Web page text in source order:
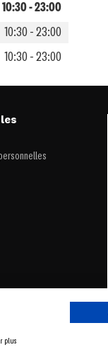
10:30 - 23:00
10:30 - 23:00
10:30 - 23:00
plus